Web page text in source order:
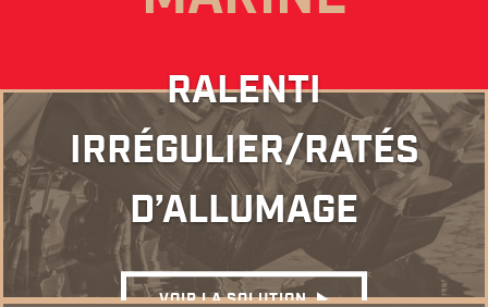
RALENTI
IRRÉGULIER/RATÉS
D’ALLUMAGE
VOIR LA SOLUTION